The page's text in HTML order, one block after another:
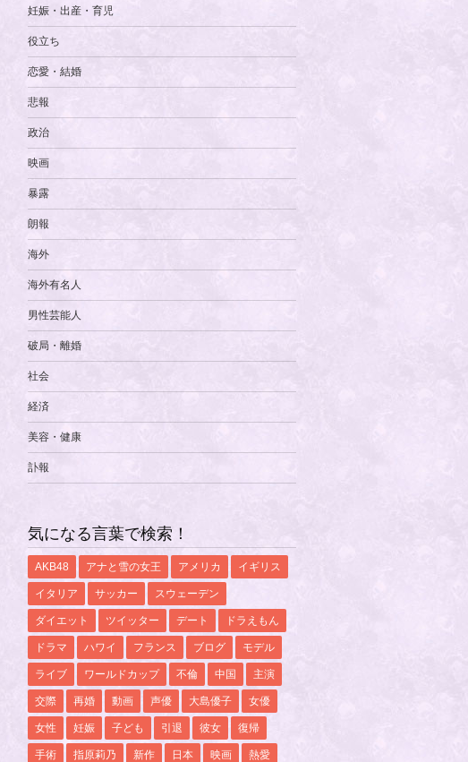
妊娠・出産・育児
役立ち
恋愛・結婚
悲報
政治
映画
暴露
朗報
海外
海外有名人
男性芸能人
破局・離婚
社会
経済
美容・健康
訃報
気になる言葉で検索！
AKB48 アナと雪の女王 アメリカ イギリス
イタリア サッカー スウェーデン
ダイエット ツイッター デート ドラえもん
ドラマ ハワイ フランス ブログ モデル
ライブ ワールドカップ 不倫 中国 主演
交際 再婚 動画 声優 大島優子 女優
女性 妊娠 子ども 引退 彼女 復帰
手術 指原莉乃 新作 日本 映画 熱愛